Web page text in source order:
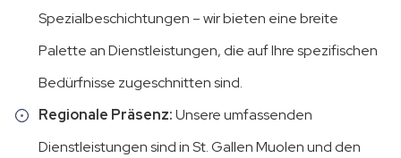
Spezialbeschichtungen – wir bieten eine breite
Palette an Dienstleistungen, die auf Ihre spezifischen
Bedürfnisse zugeschnitten sind.
Regionale Präsenz:Unsere umfassenden
Dienstleistungen sind in St. Gallen Muolen und den